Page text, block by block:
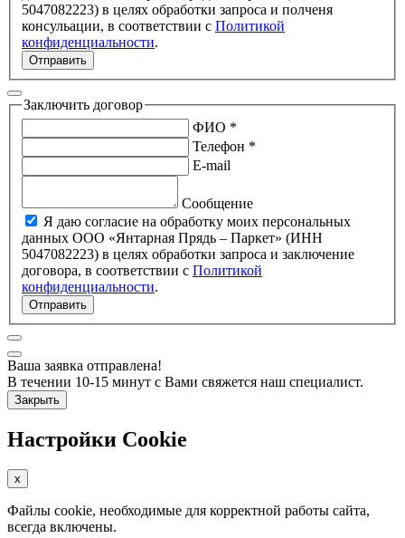
5047082223) в целях обработки запроса и полченя
консульации, в соответствии с Политикой
конфиденциальности.
Отправить
Заключить договор
ФИО *
Телефон *
E-mail
Сообщение
Я даю согласие на обработку моих персональных
данных ООО «Янтарная Прядь – Паркет» (ИНН
5047082223) в целях обработки запроса и заключение
договора, в соответствии с Политикой
конфиденциальности.
Отправить
Ваша заявка отправлена!
В течении 10-15 минут с Вами свяжется наш специалист.
Закрыть
Настройки Cookie
x
Файлы cookie, необходимые для корректной работы сайта,
всегда включены.